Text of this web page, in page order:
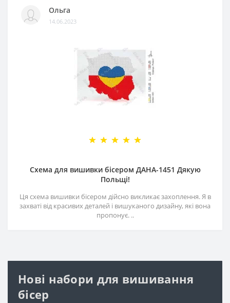
Ольга
14.06.2023
Схема для вишивки бісером ДАНА-1451 Дякую
Польщі!
Ця схема вишивки бісером дійсно викликає захоплення. Я в
захваті від красивих деталей і вишуканого дизайну, які вона
пропонує. ..
Нові набори для вишивання
бісер